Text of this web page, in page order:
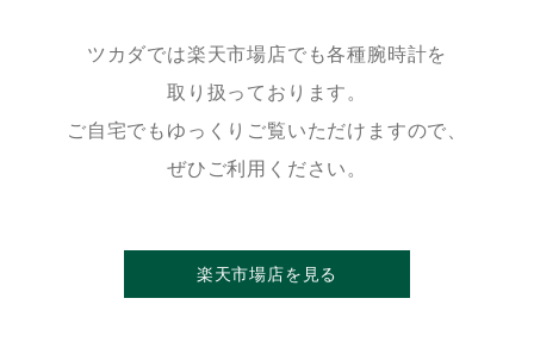
ツカダでは楽天市場店でも各種腕時計を
取り扱っております。
ご自宅でもゆっくりご覧いただけますので、
ぜひご利用ください。
楽天市場店を見る